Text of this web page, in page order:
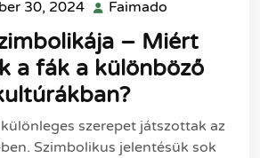
30, 2024 október
30,
2024
Faimado
– Miért
a fák a különböző
szerepet játszottak az
Szimbolikus jelentésük sok